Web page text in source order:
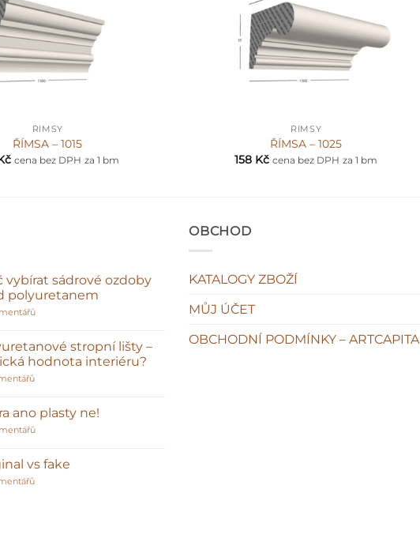
ŘÍMSY
ŘÍMSA – 1015
cena bez DPH za 1 bm
ŘÍMSY
ŘÍMSA – 1025
158 Kč cena bez DPH za 1 bm
vybírat sádrové ozdoby
polyuretanem
u
názvem
Proč
vybírat
stropní lišty –
hodnota interiéru?
u
názvem
Polyuretanové
stropní
klasická
hodnota
interiéru?
ano plasty ne!
u
názvem
Sádra
vs fake
u
OBCHOD
KATALOGY ZBOŽÍ
MŮJ ÚČET
OBCHODNÍ PODMÍNKY – ARTCAPITA